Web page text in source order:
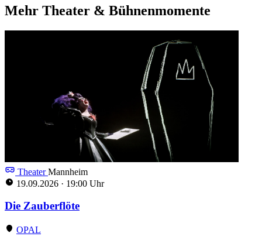
Mehr Theater & Bühnenmomente
TheaterMannheim
19.09.2026 · 19:00 Uhr
Die Zauberflöte
OPAL